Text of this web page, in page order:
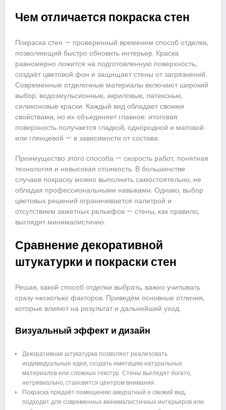
Чем отличается покраска стен
Покраска стен — проверенный временем способ отделки,
позволяющий быстро обновить интерьер. Краска
равномерно ложится на подготовленную поверхность,
создаёт цветовой фон и защищает стены от загрязнений.
Современные отделочные материалы включают широкий
выбор: водоэмульсионные, акриловые, латексные,
силиконовые краски. Каждый вид обладает своими
свойствами, но их объединяет главное: итоговая
поверхность получается гладкой, однородной и матовой
или глянцевой — в зависимости от состава.
Преимущество этого способа — скорость работ, понятная
технология и невысокая стоимость. В большинстве
случаев покраску можно выполнить самостоятельно, не
обладая профессиональными навыками. Однако, выбор
цветовых решений ограничивается палитрой и
отсутствием заметных рельефов — стены, как правило,
выглядят минималистично.
Сравнение декоративной
штукатурки и покраски стен
Решая, какой способ отделки выбрать, важно учитывать
сразу несколько факторов. Приведём основные отличия,
которые влияют на результат и дальнейший уход.
Визуальный эффект и дизайн
Декоративная штукатурка позволяет реализовать
индивидуальные идеи, создать имитацию натуральных
материалов или сложных текстур. Стены выглядят богато,
нетривиально, становятся центром внимания.
Покраска придаёт помещению аккуратный и свежий вид,
подходит для современных минималистичных интерьеров или